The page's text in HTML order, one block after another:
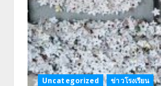
Uncategorized ข่าวโรงเรียน